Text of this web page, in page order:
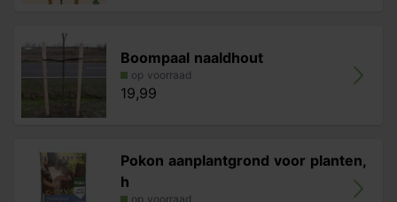
Boompaal naaldhout
op voorraad
19,99
Pokon aanplantgrond voor planten,
h
op voorraad